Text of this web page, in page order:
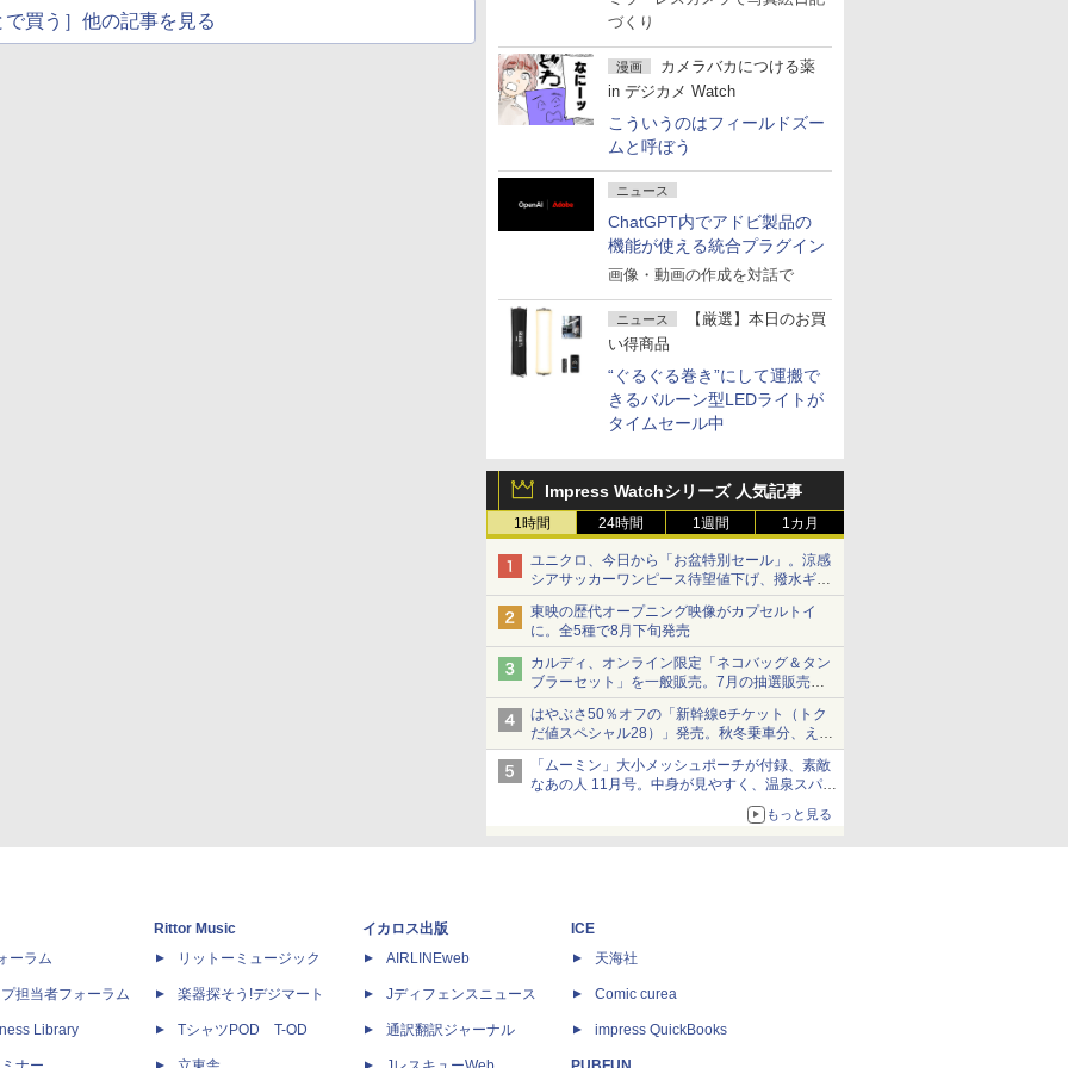
づくり
漫画
カメラバカにつける薬
in デジカメ Watch
こういうのはフィールドズー
ムと呼ぼう
ニュース
ChatGPT内でアドビ製品の
機能が使える統合プラグイン
画像・動画の作成を対話で
ニュース
【厳選】本日のお買
い得商品
“ぐるぐる巻き”にして運搬で
きるバルーン型LEDライトが
タイムセール中
Impress Watchシリーズ 人気記事
1時間 24時間 1週間 1カ月
ユニクロ、今日から「お盆特別セール」。涼感
シアサッカーワンピース待望値下げ、撥水ギア
ショーツは1990円に
東映の歴代オープニング映像がカプセルトイ
に。全5種で8月下旬発売
カルディ、オンライン限定「ネコバッグ＆タン
ブラーセット」を一般販売。7月の抽選販売の
当選無効分
はやぶさ50％オフの「新幹線eチケット（トク
だ値スペシャル28）」発売。秋冬乗車分、えき
ねっと限定
「ムーミン」大小メッシュポーチが付録、素敵
なあの人 11月号。中身が見やすく、温泉スパに
もっと見る
で買う］他の記事を見る
ーラム
担当者フォーラム
Library
Rittor Music
リットーミュージック
楽器探そう!デジマート
TシャツPOD T-OD
イカロス出版
AIRLINEweb
Jディフェンスニュース
通訳翻訳ジャーナル
ICE
天海社
Comic curea
impress QuickBooks